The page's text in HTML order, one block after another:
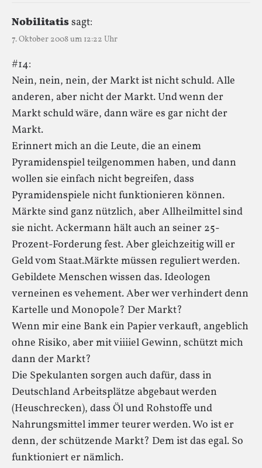
Nobilitatissagt:
7. Oktober 2008 um 12:22 Uhr
#14:
Nein, nein, nein, der Markt ist nicht schuld. Alle
anderen, aber nicht der Markt. Und wenn der
Markt schuld wäre, dann wäre es gar nicht der
Markt.
Erinnert mich an die Leute, die an einem
Pyramidenspiel teilgenommen haben, und dann
wollen sie einfach nicht begreifen, dass
Pyramidenspiele nicht funktionieren können.
Märkte sind ganz nützlich, aber Allheilmittel sind
sie nicht. Ackermann hält auch an seiner 25-
Prozent-Forderung fest. Aber gleichzeitig will er
Geld vom Staat.Märkte müssen reguliert werden.
Gebildete Menschen wissen das. Ideologen
verneinen es vehement. Aber wer verhindert denn
Kartelle und Monopole? Der Markt?
Wenn mir eine Bank ein Papier verkauft, angeblich
ohne Risiko, aber mit viiiiel Gewinn, schützt mich
dann der Markt?
Die Spekulanten sorgen auch dafür, dass in
Deutschland Arbeitsplätze abgebaut werden
(Heuschrecken), dass Öl und Rohstoffe und
Nahrungsmittel immer teurer werden. Wo ist er
denn, der schützende Markt? Dem ist das egal. So
funktioniert er nämlich.